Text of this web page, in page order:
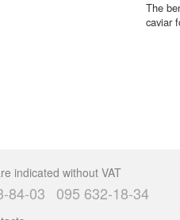
The
caviar
indicated without VAT
84-03 095 632-18-34